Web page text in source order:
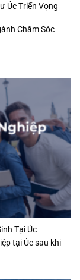
Úc Triển Vọng
Chăm Sóc
Tại Úc
tại Úc sau khi